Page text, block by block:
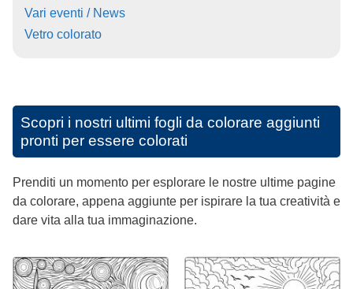
Vari eventi / News
Vetro colorato
Scopri i nostri ultimi fogli da colorare aggiunti
pronti per essere colorati
Prenditi un momento per esplorare le nostre ultime pagine
da colorare, appena aggiunte per ispirare la tua creatività e
dare vita alla tua immaginazione.